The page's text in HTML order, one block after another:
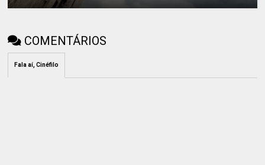
COMENTÁRIOS
Fala aí, Cinéfilo